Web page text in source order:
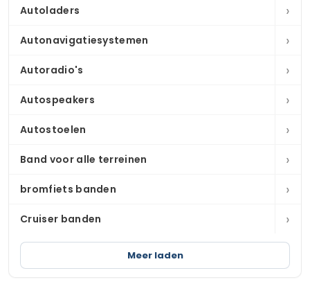
Autoladers ›
Autonavigatiesystemen ›
Autoradio's ›
Autospeakers ›
Autostoelen ›
Band voor alle terreinen ›
bromfiets banden ›
Cruiser banden ›
Meer laden